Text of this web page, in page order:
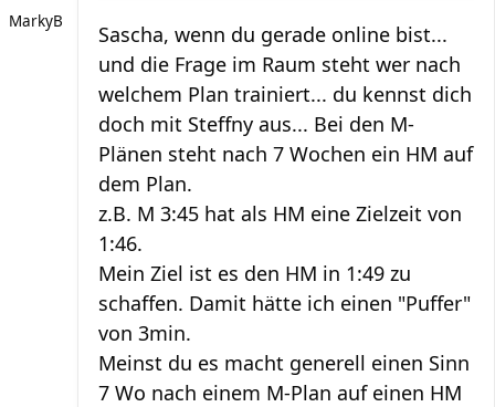
MarkyB
Sascha, wenn du gerade online bist...
und die Frage im Raum steht wer nach
welchem Plan trainiert... du kennst dich
doch mit Steffny aus... Bei den M-
Plänen steht nach 7 Wochen ein HM auf
dem Plan.
z.B. M 3:45 hat als HM eine Zielzeit von
1:46.
Mein Ziel ist es den HM in 1:49 zu
schaffen. Damit hätte ich einen "Puffer"
von 3min.
Meinst du es macht generell einen Sinn
7 Wo nach einem M-Plan auf einen HM